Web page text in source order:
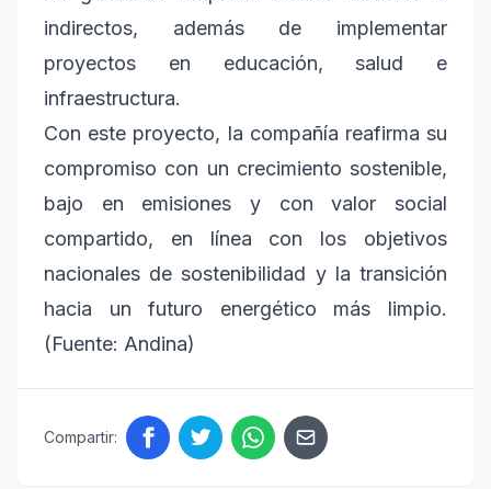
indirectos, además de implementar
proyectos en educación, salud e
infraestructura.
Con este proyecto, la compañía reafirma su
compromiso con un crecimiento sostenible,
bajo en emisiones y con valor social
compartido, en línea con los objetivos
nacionales de sostenibilidad y la transición
hacia un futuro energético más limpio.
(Fuente: Andina)
Compartir: